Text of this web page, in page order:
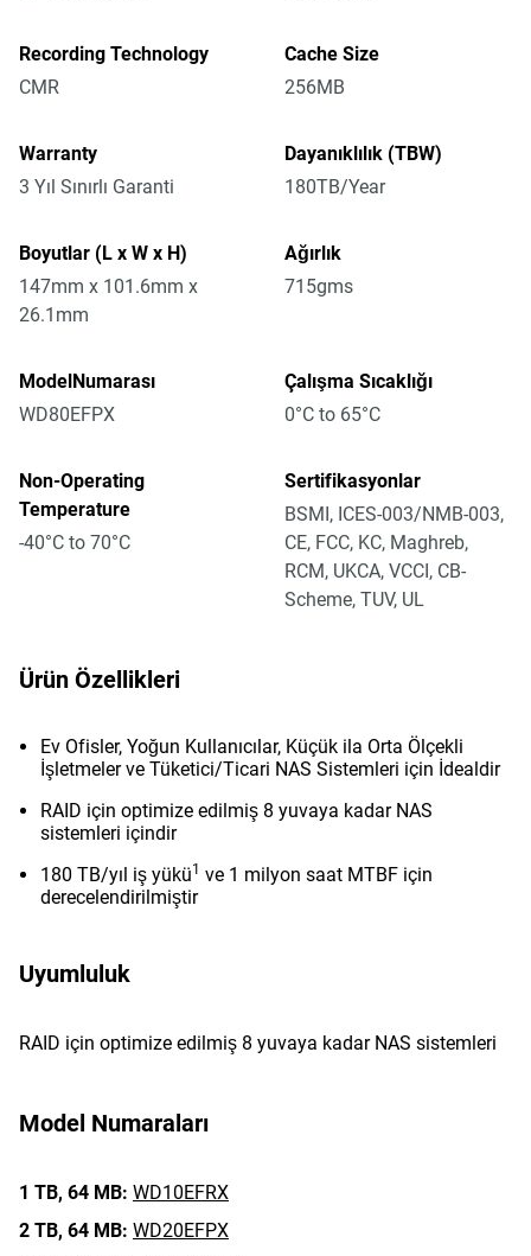
Recording Technology
CMR
Cache Size
256MB
Warranty
3 Yıl Sınırlı Garanti
Dayanıklılık (TBW)
180TB/Year
Boyutlar (L x W x H)
147mm x 101.6mm x
26.1mm
Ağırlık
715gms
ModelNumarası
WD80EFPX
Çalışma Sıcaklığı
0°C to 65°C
Non-Operating
Temperature
-40°C to 70°C
Sertifikasyonlar
BSMI, ICES-003/NMB-003,
CE, FCC, KC, Maghreb,
RCM, UKCA, VCCI, CB-
Scheme, TUV, UL
Ürün Özellikleri
Ev Ofisler, Yoğun Kullanıcılar, Küçük ila Orta Ölçekli
İşletmeler ve Tüketici/Ticari NAS Sistemleri için İdealdir
RAID için optimize edilmiş 8 yuvaya kadar NAS
sistemleri içindir
180 TB/yıl iş yükü1 ve 1 milyon saat MTBF için
derecelendirilmiştir
Uyumluluk
RAID için optimize edilmiş 8 yuvaya kadar NAS sistemleri
Model Numaraları
1 TB, 64 MB: WD10EFRX
2 TB, 64 MB: WD20EFPX